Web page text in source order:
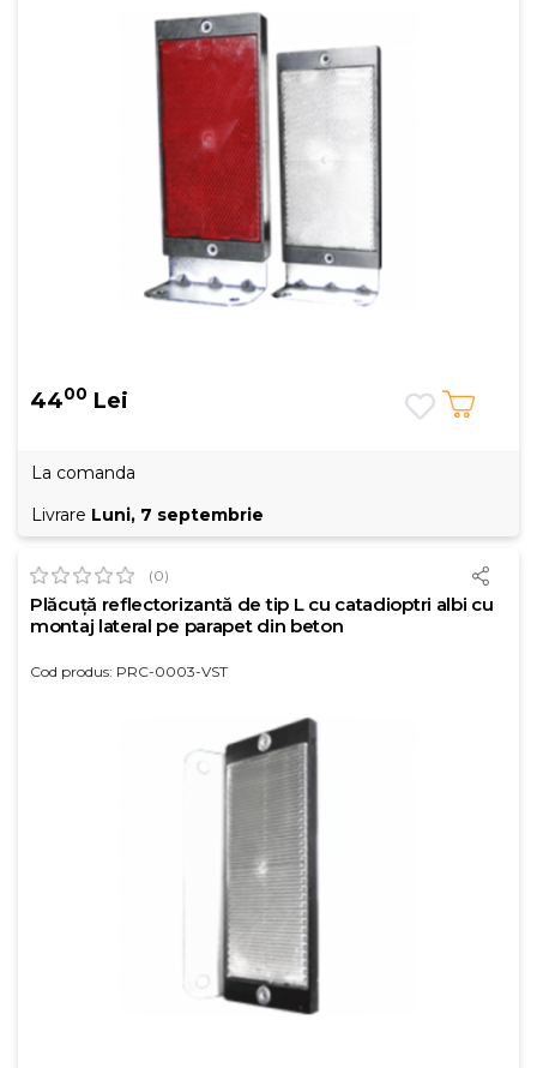
4400 Lei
La comanda
Livrare Luni, 7 septembrie
(0)
Plăcuță reflectorizantă de tip L cu catadioptri albi cu
montaj lateral pe parapet din beton
Cod produs: PRC-0003-VST